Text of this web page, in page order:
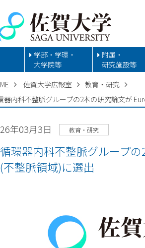
学部・学環・
大学院等
附属・
研究施設等
佐賀大学広報室
教育・研究
器内科不整脈グループの2本の研究論文が
年03月3日 教育・研究
循環器内科不整脈グループ
(不整脈領域)に選出